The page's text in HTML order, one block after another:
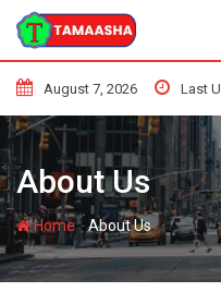
Skip
content
August 7, 2026 Last
About Us
Home-About Us